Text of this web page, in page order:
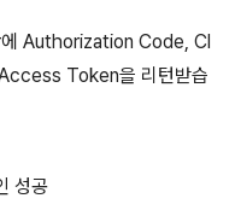
Authorization Code, Cl
Token을 리턴받습
성공